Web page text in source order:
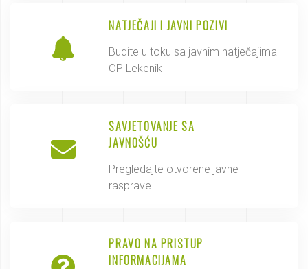
NATJEČAJI I JAVNI POZIVI
Budite u toku sa javnim natječajima
OP Lekenik
SAVJETOVANJE SA
JAVNOŠĆU
Pregledajte otvorene javne
rasprave
PRAVO NA PRISTUP
INFORMACIJAMA